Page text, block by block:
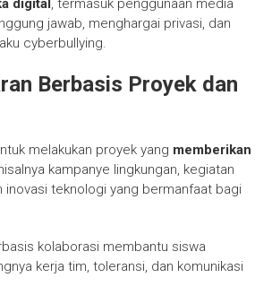
digital, termasuk penggunaan media
jawab, menghargai privasi, dan
cyberbullying.
Berbasis Proyek dan
melakukan proyek yang memberikan
kampanye lingkungan, kegiatan
inovasi teknologi yang bermanfaat bagi
kolaborasi membantu siswa
kerja tim, toleransi, dan komunikasi